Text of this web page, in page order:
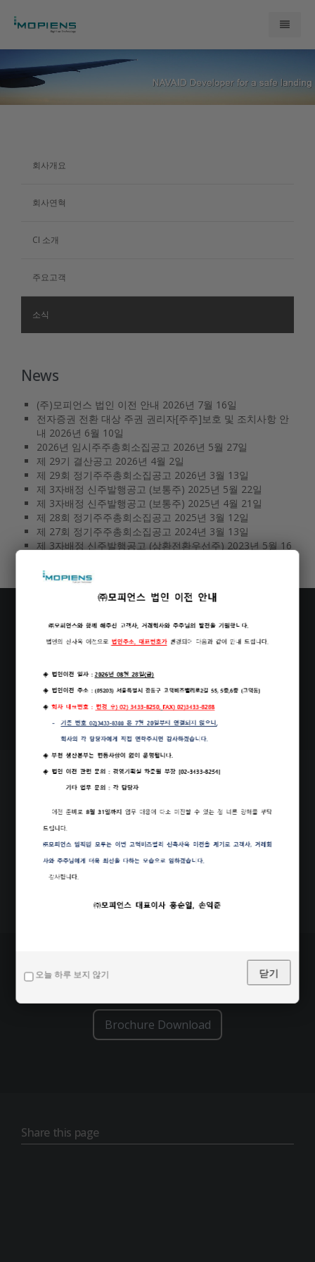
모피언스 소개
제품
회사개요
회사연혁
CI 소개
주요고객
소식
News
(주)모피언스 법인 이전 안내 2026년 7월 16일
전자증권 전환 대상 주권 권리자[주주]보호 및 조치사항 안
내 2026년 6월 10일
2026년 임시주주총회소집공고 2026년 5월 27일
제 29기 결산공고 2026년 4월 2일
제 29회 정기주주총회소집공고 2026년 3월 13일
제 3자배정 신주발행공고 (보통주) 2025년 5월 22일
제 3자배정 신주발행공고 (보통주) 2025년 4월 21일
제 28회 정기주주총회소집공고 2025년 3월 12일
제 27회 정기주주총회소집공고 2024년 3월 13일
제 3자배정 신주발행공고 (상환전환우선주) 2023년 5월 16
Certification
Our Office
PDF
Brochure Download
Share this page
오늘 하루 보지 않기 닫기